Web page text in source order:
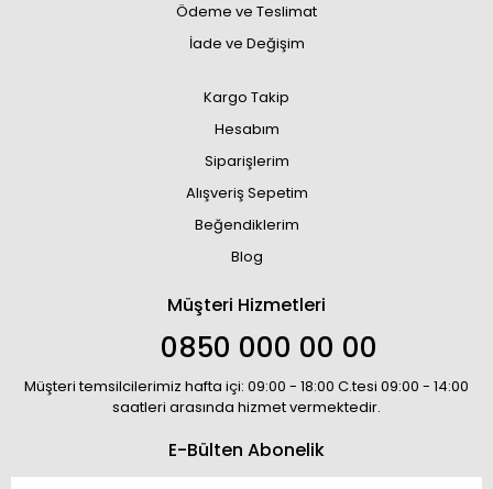
Ödeme ve Teslimat
İade ve Değişim
Kargo Takip
Hesabım
Siparişlerim
Alışveriş Sepetim
Beğendiklerim
Blog
Müşteri Hizmetleri
0850 000 00 00
Müşteri temsilcilerimiz hafta içi: 09:00 - 18:00 C.tesi 09:00 - 14:00
saatleri arasında hizmet vermektedir.
E-Bülten Abonelik